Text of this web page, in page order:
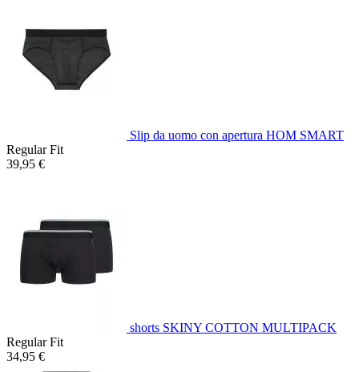
Slip da uomo con apertura HOM SMART
Regular Fit
39,95 €
shorts SKINY COTTON MULTIPACK
Regular Fit
34,95 €